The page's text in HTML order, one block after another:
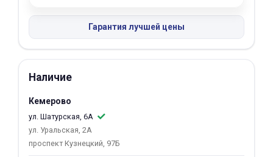
Гарантия лучшей цены
Наличие
Кемерово
ул. Шатурская, 6А
ул. Уральская, 2А
проспект Кузнецкий, 97Б
об оплате Плайтом
недели